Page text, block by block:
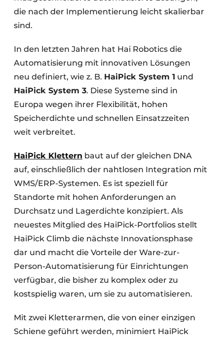
die nach der Implementierung leicht skalierbar
sind.
In den letzten Jahren hat Hai Robotics die
Automatisierung mit innovativen Lösungen
neu definiert, wie z. B. HaiPick System 1 und
HaiPick System 3. Diese Systeme sind in
Europa wegen ihrer Flexibilität, hohen
Speicherdichte und schnellen Einsatzzeiten
weit verbreitet.
HaiPick Klettern baut auf der gleichen DNA
auf, einschließlich der nahtlosen Integration mit
WMS/ERP-Systemen. Es ist speziell für
Standorte mit hohen Anforderungen an
Durchsatz und Lagerdichte konzipiert. Als
neuestes Mitglied des HaiPick-Portfolios stellt
HaiPick Climb die nächste Innovationsphase
dar und macht die Vorteile der Ware-zur-
Person-Automatisierung für Einrichtungen
verfügbar, die bisher zu komplex oder zu
kostspielig waren, um sie zu automatisieren.
Mit zwei Kletterarmen, die von einer einzigen
Schiene geführt werden, minimiert HaiPick